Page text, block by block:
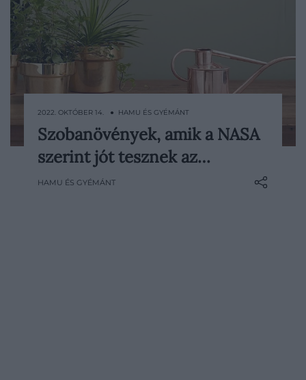
A szép növény kiváló dísze lehet
otthonunknak, azonban a jól
többet tehet hozzá az életünkhöz: a NASA
2022. OKTÓBER 14. ● HAMU ÉS GYÉMÁNT
Szobanövények, amik a NASA
szerint jót tesznek az…
HAMU ÉS GYÉMÁNT